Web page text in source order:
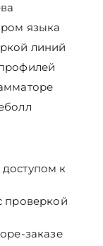
языка
линий
к
проверкой
заказе